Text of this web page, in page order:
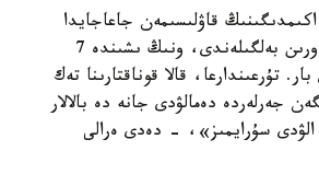
قاۋلىسىمەن جاعاجايدا
دەمالۋعا ارنالعان 103 ورىن بەلگىلەندى، ونىڭ ىشىندە 7
تۇرعىندارعا، قالا قوناقتارىنا تەك
جەرلەردە دەمالۋدى جانە دە بالالار
الۋدى سۇرايمىز»، - دەدى ەرالى